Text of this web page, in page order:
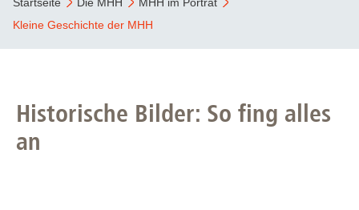
Kleine Geschichte der MHH
Historische Bilder: So fing alles
an